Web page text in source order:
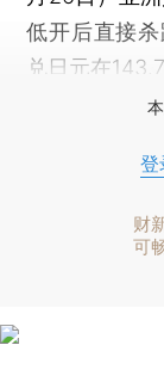
低开后直接
兑日元在
登
财
可